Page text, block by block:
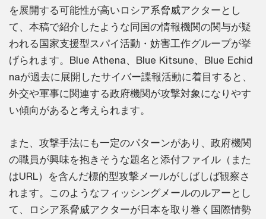
を展開する可能性が高いロシア系脅威アクターとし
て、本稿で紹介したような同国の情報機関の関与が疑
われる国家支援型スパイ活動・妨害工作グループが挙
げられます。Blue Athena、Blue Kitsune、Blue Echid
naが過去に展開したサイバー諜報活動に着目すると、
外交や軍事に関連する政府機関が攻撃対象になりやす
い傾向があると考えられます。
また、攻撃手法にも一定のパターンがあり、政府機関
の職員が興味を抱きそうな題名と添付ファイル（また
はURL）を含んだ標的型攻撃メールがしばしば観察さ
れます。このようなフィッシングメールのルアーとし
て、ロシア系脅威アクターが日本を取り巻く国際情勢